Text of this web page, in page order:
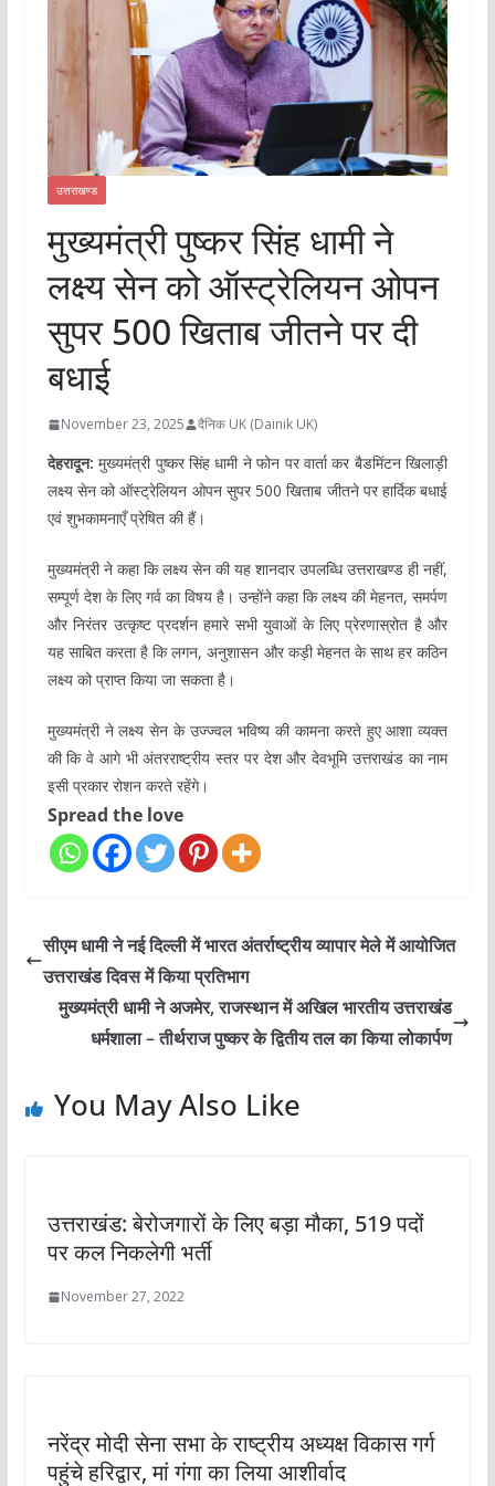
उत्तराखण्ड
मुख्यमंत्री पुष्कर सिंह धामी ने
लक्ष्य सेन को ऑस्ट्रेलियन ओपन
सुपर 500 खिताब जीतने पर दी
बधाई
November 23, 2025 दैनिक UK (Dainik UK)
देहरादून: मुख्यमंत्री पुष्कर सिंह धामी ने फोन पर वार्ता कर बैडमिंटन खिलाड़ी
लक्ष्य सेन को ऑस्ट्रेलियन ओपन सुपर 500 खिताब जीतने पर हार्दिक बधाई
एवं शुभकामनाएँ प्रेषित की हैं।
मुख्यमंत्री ने कहा कि लक्ष्य सेन की यह शानदार उपलब्धि उत्तराखण्ड ही नहीं,
सम्पूर्ण देश के लिए गर्व का विषय है। उन्होंने कहा कि लक्ष्य की मेहनत, समर्पण
और निरंतर उत्कृष्ट प्रदर्शन हमारे सभी युवाओं के लिए प्रेरणास्रोत है और
यह साबित करता है कि लगन, अनुशासन और कड़ी मेहनत के साथ हर कठिन
लक्ष्य को प्राप्त किया जा सकता है।
मुख्यमंत्री ने लक्ष्य सेन के उज्ज्वल भविष्य की कामना करते हुए आशा व्यक्त
की कि वे आगे भी अंतरराष्ट्रीय स्तर पर देश और देवभूमि उत्तराखंड का नाम
इसी प्रकार रोशन करते रहेंगे।
Spread the love
सीएम धामी ने नई दिल्ली में भारत अंतर्राष्ट्रीय व्यापार मेले में आयोजित
उत्तराखंड दिवस में किया प्रतिभाग
मुख्यमंत्री धामी ने अजमेर, राजस्थान में अखिल भारतीय उत्तराखंड
धर्मशाला – तीर्थराज पुष्कर के द्वितीय तल का किया लोकार्पण
You May Also Like
उत्तराखंड: बेरोजगारों के लिए बड़ा मौका, 519 पदों
पर कल निकलेगी भर्ती
November 27, 2022
नरेंद्र मोदी सेना सभा के राष्ट्रीय अध्यक्ष विकास गर्ग
पहुंचे हरिद्वार, मां गंगा का लिया आशीर्वाद